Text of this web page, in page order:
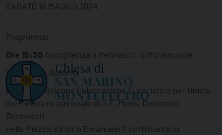
SABATO 18 MAGGIO 2024
Programma
Ore 15:30 Accoglienza a Pennabilli, città vescovile
Saluti delle Autorità
Ore 16:00
Solenne Celebrazione Eucaristica per l’inizio
del Ministero pastorale di S.E. Mons. Domenico
Beneventi
nella Piazza Vittorio Emanuele II (antistante la